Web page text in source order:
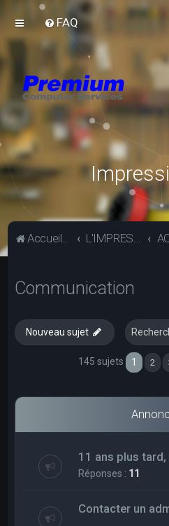
FAQ
Accueil du forum L'IMPRESSION 3D
Communication
Nouveau sujet
145 sujets 1 2
11 ans plus tard,
Réponses : 11
Contacter un